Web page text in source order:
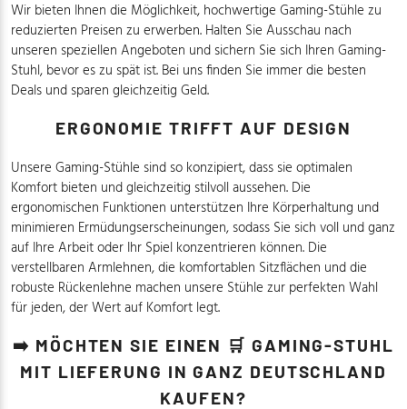
Wir bieten Ihnen die Möglichkeit, hochwertige Gaming-Stühle zu
reduzierten Preisen zu erwerben. Halten Sie Ausschau nach
unseren speziellen Angeboten und sichern Sie sich Ihren Gaming-
Stuhl, bevor es zu spät ist. Bei uns finden Sie immer die besten
Deals und sparen gleichzeitig Geld.
ERGONOMIE TRIFFT AUF DESIGN
Unsere Gaming-Stühle sind so konzipiert, dass sie optimalen
Komfort bieten und gleichzeitig stilvoll aussehen. Die
ergonomischen Funktionen unterstützen Ihre Körperhaltung und
minimieren Ermüdungserscheinungen, sodass Sie sich voll und ganz
auf Ihre Arbeit oder Ihr Spiel konzentrieren können. Die
verstellbaren Armlehnen, die komfortablen Sitzflächen und die
robuste Rückenlehne machen unsere Stühle zur perfekten Wahl
für jeden, der Wert auf Komfort legt.
➡️ MÖCHTEN SIE EINEN 🛒 GAMING-STUHL
MIT LIEFERUNG IN GANZ DEUTSCHLAND
KAUFEN?